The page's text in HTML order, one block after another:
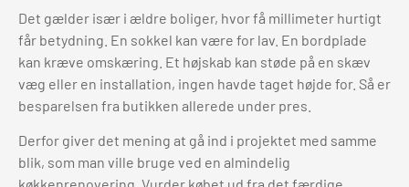
Det gælder især i ældre boliger, hvor få millimeter hurtigt
får betydning. En sokkel kan være for lav. En bordplade
kan kræve omskæring. Et højskab kan støde på en skæv
væg eller en installation, ingen havde taget højde for. Så er
besparelsen fra butikken allerede under pres.
Derfor giver det mening at gå ind i projektet med samme
blik, som man ville bruge ved en almindelig